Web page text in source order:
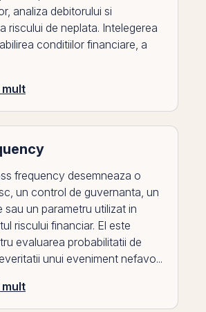
analiza debitorului si
riscului de neplata. Intelegerea
conditiilor financiare, a
mult
frequency desemneaza o
un control de guvernanta, un
sau un parametru utilizat in
riscului financiar. El este
evaluarea probabilitatii de
unui eveniment nefavo...
mult